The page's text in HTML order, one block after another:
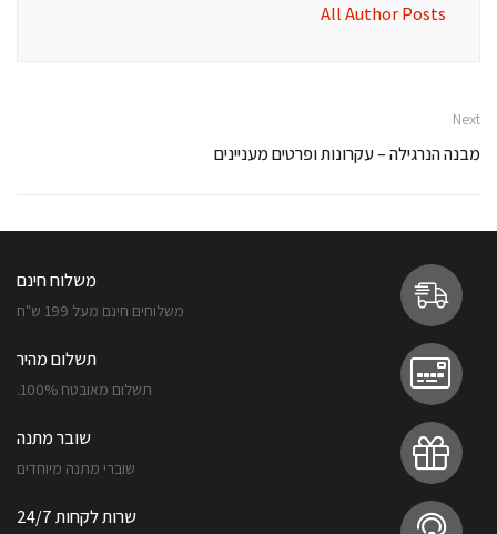
All Author Posts
Next
מבנה הנרגילה – עקרונות ופרטים מעניינים
משלוח חינם
משלוחים חינם מעל 199 ש"ח
תשלום מהיר
תשלום מאובטח 100%.
שובר מתנה
שוברי מתנה מיוחדים
שרות לקחות 24/7